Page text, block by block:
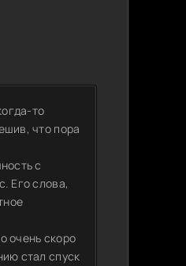
то
что пора
с
Его слова,
очень скоро
стал спуск